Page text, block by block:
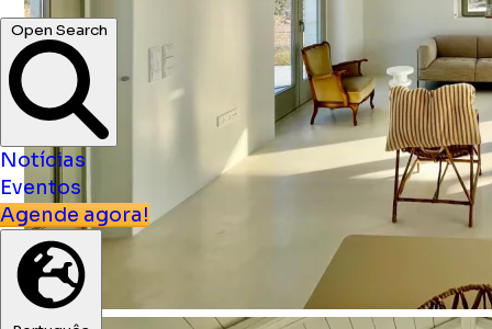
Open Search
Notícias
Eventos
Agende agora!